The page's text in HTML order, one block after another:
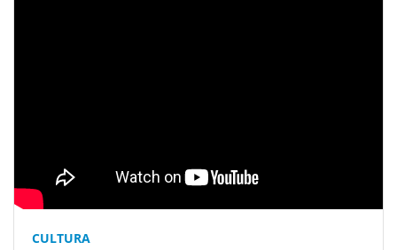
CULTURA